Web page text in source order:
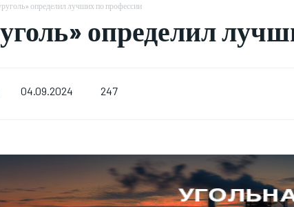
определил лучших по профессии
определил
04.09.2024 247